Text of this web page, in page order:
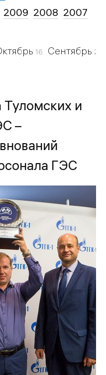
16 Сентябрь 24
2009 2008 2007
и
–
ГЭС